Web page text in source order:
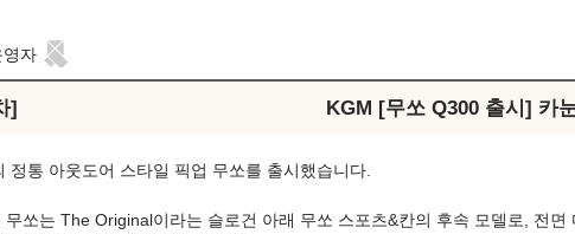
영자
KGM [무쏘 Q300 출시] 카
정통 아웃도어 스타일 픽업 무쏘를 출시했습니다.
무쏘는 The Original이라는 슬로건 아래 무쏘 스포츠&칸의 후속 모델로, 전